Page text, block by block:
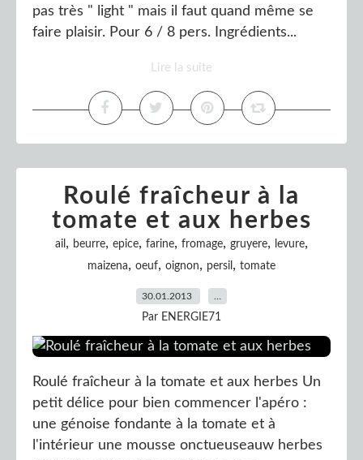
pas très " light " mais il faut quand même se
faire plaisir. Pour 6 / 8 pers. Ingrédients...
Lire la suite
Roulé fraîcheur à la
tomate et aux herbes
ail , beurre, epice, farine, fromage, gruyere, levure,
maizena, oeuf, oignon, persil , tomate
30.01.2013
Par ENERGIE71
Roulé fraîcheur à la tomate et aux herbes Un
petit délice pour bien commencer l'apéro :
une génoise fondante à la tomate et à
l'intérieur une mousse onctueuseauw herbes